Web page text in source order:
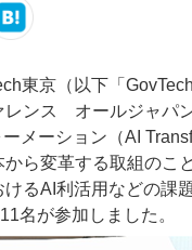
東京（以下「
レンス オールジャパ
ーメーション（AI
ら変革する取組のこと
るAI利活用などの課
名が参加しました。